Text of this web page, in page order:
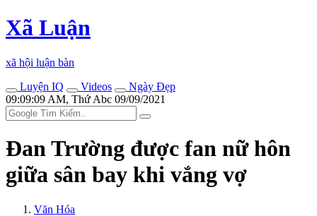
Xã Luận
xã hội luận bàn
Luyện IQ
Videos
Ngày Đẹp
09:09:09 AM, Thứ Abc 09/09/2021
Đan Trường được fan nữ hôn
giữa sân bay khi vắng vợ
Văn Hóa